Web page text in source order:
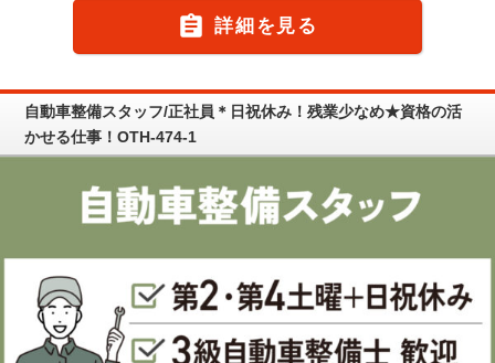
 詳細を見る
自動車整備スタッフ/正社員＊日祝休み！残業少なめ★資格の活
かせる仕事！OTH-474-1